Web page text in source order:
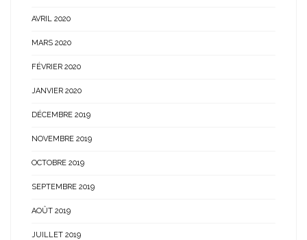
AVRIL 2020
MARS 2020
FÉVRIER 2020
JANVIER 2020
DÉCEMBRE 2019
NOVEMBRE 2019
OCTOBRE 2019
SEPTEMBRE 2019
AOÛT 2019
JUILLET 2019